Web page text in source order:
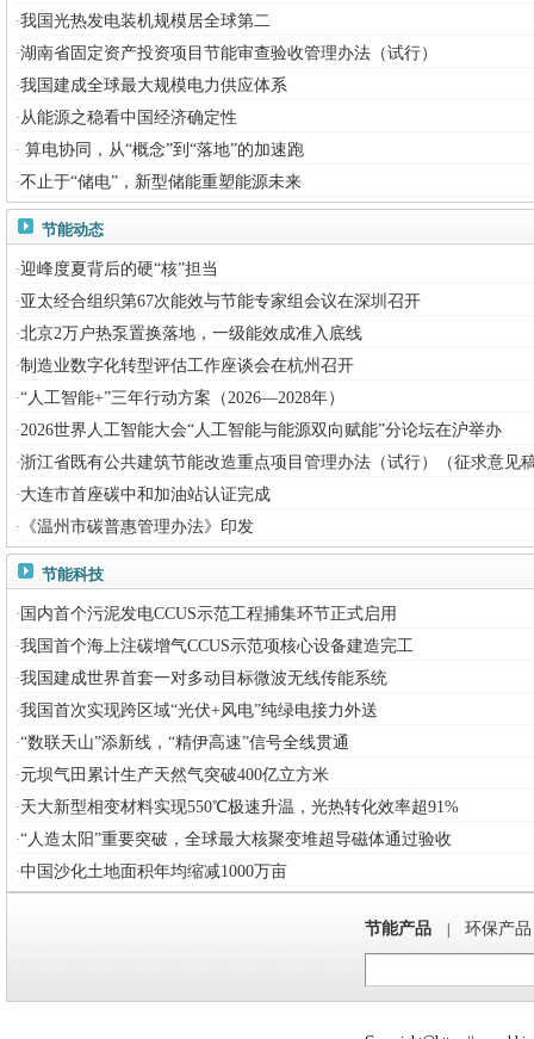
·我国光热发电装机规模居全球第二
·湖南省固定资产投资项目节能审查验收管理办法（试行）
·我国建成全球最大规模电力供应体系
·从能源之稳看中国经济确定性
· 算电协同，从“概念”到“落地”的加速跑
·不止于“储电”，新型储能重塑能源未来
节能动态
·迎峰度夏背后的硬“核”担当
·亚太经合组织第67次能效与节能专家组会议在深圳召开
·北京2万户热泵置换落地，一级能效成准入底线
·制造业数字化转型评估工作座谈会在杭州召开
·“人工智能+”三年行动方案（2026—2028年）
·2026世界人工智能大会“人工智能与能源双向赋能”分论坛在沪举办
·浙江省既有公共建筑节能改造重点项目管理办法（试行）（征求意见
·大连市首座碳中和加油站认证完成
· 《温州市碳普惠管理办法》印发
节能科技
· 国内首个污泥发电CCUS示范工程捕集环节正式启用
·我国首个海上注碳增气CCUS示范项核心设备建造完工
·我国建成世界首套一对多动目标微波无线传能系统
·我国首次实现跨区域“光伏+风电”纯绿电接力外送
·“数联天山”添新线，“精伊高速”信号全线贯通
·元坝气田累计生产天然气突破400亿立方米
·天大新型相变材料实现550℃极速升温，光热转化效率超91%
·“人造太阳”重要突破，全球最大核聚变堆超导磁体通过验收
·中国沙化土地面积年均缩减1000万亩
节能产品 环保产品